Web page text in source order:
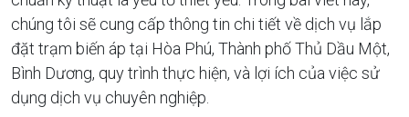
chúng tôi sẽ cung cấp thông tin chi tiết về dịch vụ lắp
đặt trạm biến áp tại Hòa Phú, Thành phố Thủ Dầu Một,
Bình Dương, quy trình thực hiện, và lợi ích của việc sử
dụng dịch vụ chuyên nghiệp.